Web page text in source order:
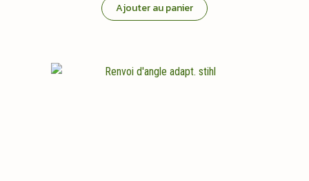
Ajouter au panier